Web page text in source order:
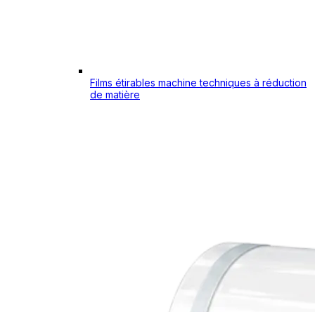
Films étirables machine techniques à réduction
de matière